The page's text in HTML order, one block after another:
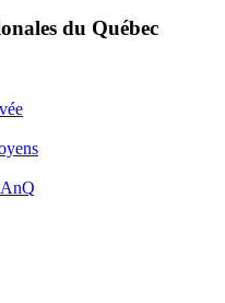
du Québec